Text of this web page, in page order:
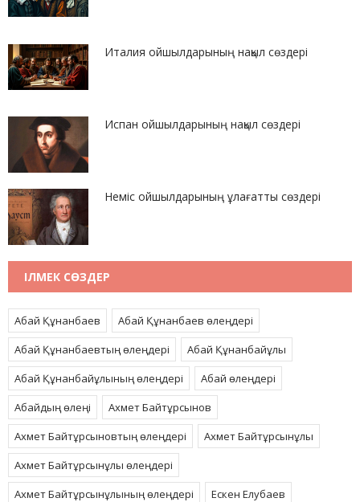
Италия ойшылдарының нақыл сөздері
Испан ойшылдарының нақыл сөздері
Неміс ойшылдарының ұлағатты сөздері
ІЛМЕК СӨЗДЕР
Абай Құнанбаев
Абай Құнанбаев өлеңдері
Абай Құнанбаевтың өлеңдері
Абай Құнанбайұлы
Абай Құнанбайұлының өлеңдері
Абай өлеңдері
Абайдың өлеңі
Ахмет Байтұрсынов
Ахмет Байтұрсыновтың өлеңдері
Ахмет Байтұрсынұлы
Ахмет Байтұрсынұлы өлеңдері
Ахмет Байтұрсынұлының өлеңдері
Ескен Елубаев